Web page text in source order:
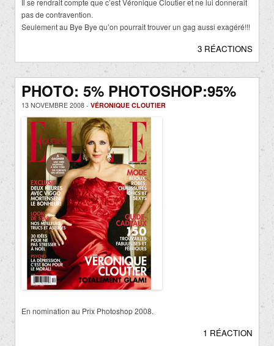
Il se rendrait compte que c’est Véronique Cloutier et ne lui donnerait
pas de contravention.
Seulement au Bye Bye qu’on pourrait trouver un gag aussi exagéré!!!
3 RÉACTIONS
PHOTO: 5% PHOTOSHOP:95%
13 NOVEMBRE 2008 - VÉRONIQUE CLOUTIER
En nomination au Prix Photoshop 2008.
1 RÉACTION